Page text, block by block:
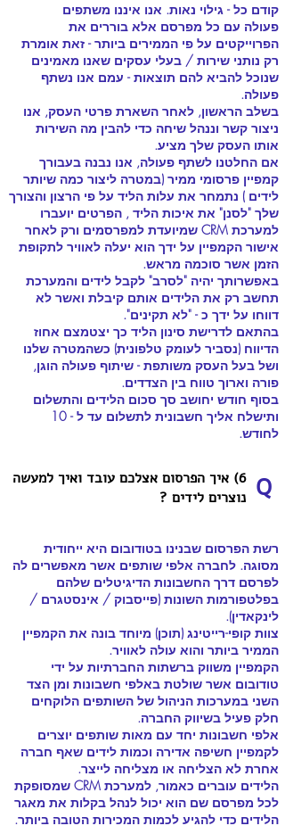
קודם כל - גילוי נאות. אנו איננו משתפים
פעולה עם כל מפרסם אלא בוררים את
הפרוייקטים על פי הממירים ביותר - זאת אומרת
רק נותני שירות / בעלי עסקים שאנו מאמינים
שנוכל להביא להם תוצאות - עמם אנו נשתף
פעולה.
בשלב הראשון, לאחר השארת פרטי העסק, אנו
ניצור קשר וננהל שיחה כדי להבין מה השירות
אותו העסק שלך מציע.
אם החלטנו לשתף פעולה, אנו נבנה בעבורך
קמפיין פרסומי ממיר (במטרה ליצור כמה שיותר
לידים ) נתמחר את עלות הליד על פי הרצון והצורך
שלך "לסנן" את איכות הליד , הפרטים יועברו
למערכת CRM שמיועדת למפרסמים ורק לאחר
אישור הקמפיין על ידך הוא יעלה לאוויר לתקופת
הזמן אשר סוכמה מראש.
באפשרותך יהיה "לסרב" לקבל לידים והמערכת
תחשב רק את הלידים אותם קיבלת ואשר לא
דווחו על ידך כ - "לא תקינים".
בהתאם לדרישת סינון הליד כך יצטמצם אחוז
הדיווח (נסביר לעומק טלפונית) כשהמטרה שלנו
ושל בעל העסק משותפת - שיתוף פעולה הוגן,
פורה וארוך טווח בין הצדדים.
בסוף חודש יחושב סך סכום הלידים והתשלום
ותישלח אליך חשבונית לתשלום עד ל - 10
לחודש.
6) איך הפרסום אצלכם עובד ואיך למעשה
נוצרים לידים ? Q
רשת הפרסום שבנינו בטודובום היא ייחודית
מסוגה. לחברה אלפי שותפים אשר מאפשרים לה
לפרסם דרך החשבונות הדיגיטלים שלהם
בפלטפורמות השונות (פייסבוק / אינסטגרם /
לינקאדין).
צוות קופי-רייטינג (תוכן) מיוחד בונה את הקמפיין
הממיר ביותר והוא עולה לאוויר.
הקמפיין משווק ברשתות החברתיות על ידי
טודובום אשר שולטת באלפי חשבונות ומן הצד
השני במערכות הניהול של השותפים הלוקחים
חלק פעיל בשיווק החברה.
אלפי חשבונות יחד עם מאות שותפים יוצרים
לקמפיין חשיפה אדירה וכמות לידים שאף חברה
אחרת לא הצליחה או מצליחה לייצר.
הלידים עוברים כאמור, למערכת CRM שמסופקת
לכל מפרסם שם הוא יכול לנהל בקלות את מאגר
הלידים כדי להגיע לכמות המכירות הטובה ביותר.